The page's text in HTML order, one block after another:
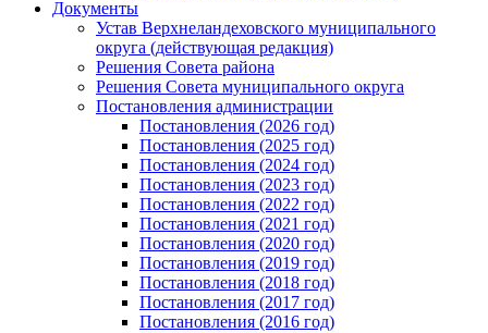
Документы
Устав Верхнеландеховского муниципального
округа (действующая редакция)
Решения Совета района
Решения Совета муниципального округа
Постановления администрации
Постановления (2026 год)
Постановления (2025 год)
Постановления (2024 год)
Постановления (2023 год)
Постановления (2022 год)
Постановления (2021 год)
Постановления (2020 год)
Постановления (2019 год)
Постановления (2018 год)
Постановления (2017 год)
Постановления (2016 год)